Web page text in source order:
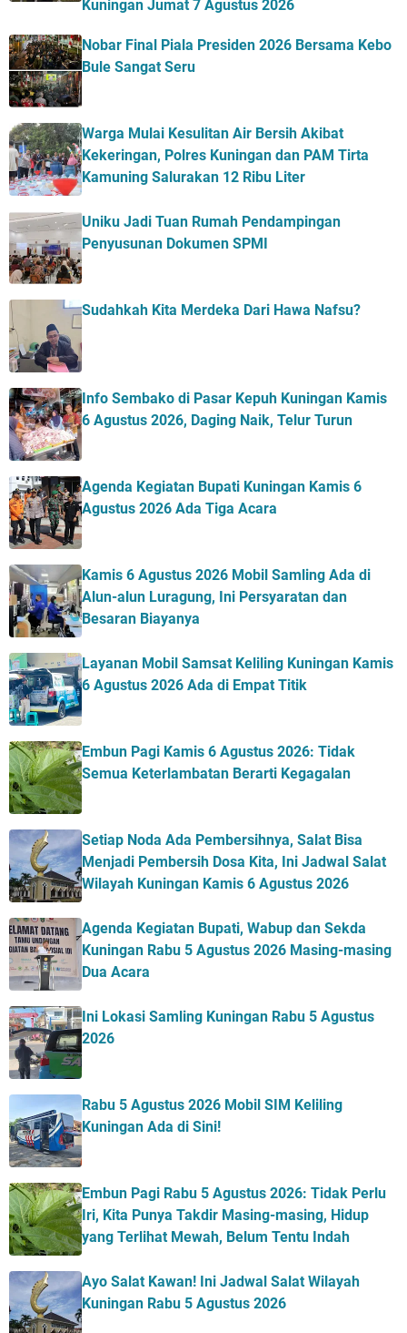
Kuningan Jumat 7 Agustus 2026
Nobar Final Piala Presiden 2026 Bersama Kebo
Bule Sangat Seru
Warga Mulai Kesulitan Air Bersih Akibat
Kekeringan, Polres Kuningan dan PAM Tirta
Kamuning Salurakan 12 Ribu Liter
Uniku Jadi Tuan Rumah Pendampingan
Penyusunan Dokumen SPMI
Sudahkah Kita Merdeka Dari Hawa Nafsu?
Info Sembako di Pasar Kepuh Kuningan Kamis
6 Agustus 2026, Daging Naik, Telur Turun
Agenda Kegiatan Bupati Kuningan Kamis 6
Agustus 2026 Ada Tiga Acara
Kamis 6 Agustus 2026 Mobil Samling Ada di
Alun-alun Luragung, Ini Persyaratan dan
Besaran Biayanya
Layanan Mobil Samsat Keliling Kuningan Kamis
6 Agustus 2026 Ada di Empat Titik
Embun Pagi Kamis 6 Agustus 2026: Tidak
Semua Keterlambatan Berarti Kegagalan
Setiap Noda Ada Pembersihnya, Salat Bisa
Menjadi Pembersih Dosa Kita, Ini Jadwal Salat
Wilayah Kuningan Kamis 6 Agustus 2026
Agenda Kegiatan Bupati, Wabup dan Sekda
Kuningan Rabu 5 Agustus 2026 Masing-masing
Dua Acara
Ini Lokasi Samling Kuningan Rabu 5 Agustus
2026
Rabu 5 Agustus 2026 Mobil SIM Keliling
Kuningan Ada di Sini!
Embun Pagi Rabu 5 Agustus 2026: Tidak Perlu
Iri, Kita Punya Takdir Masing-masing, Hidup
yang Terlihat Mewah, Belum Tentu Indah
Ayo Salat Kawan! Ini Jadwal Salat Wilayah
Kuningan Rabu 5 Agustus 2026